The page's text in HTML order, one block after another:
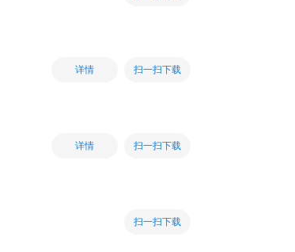
详情 扫一扫下载
详情 扫一扫下载
扫一扫下载